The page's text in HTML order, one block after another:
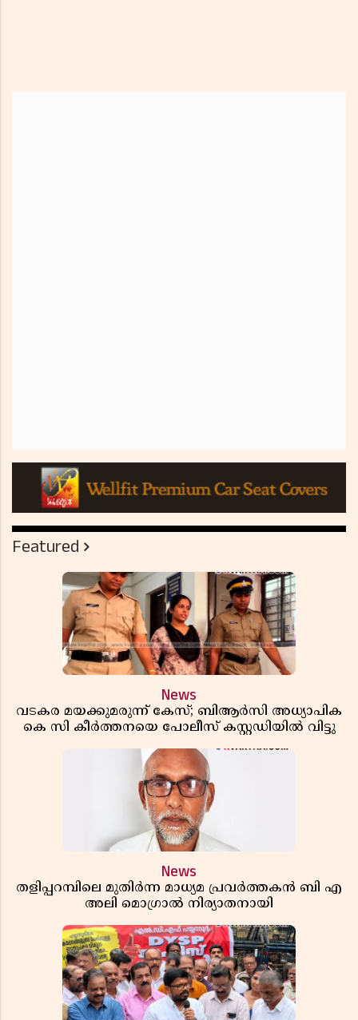
Featured
News
വടകര മയക്കുമരുന്ന് കേസ്; ബിആർസി അധ്യാപിക
കെ സി കീർത്തനയെ പോലീസ് കസ്റ്റഡിയിൽ വിട്ടു
News
തളിപ്പറമ്പിലെ മുതിർന്ന മാധ്യമ പ്രവർത്തകൻ ബി എ
അലി മൊഗ്രാൽ നിര്യാതനായി